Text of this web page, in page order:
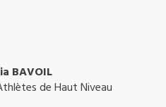
BAVOIL
de Haut Niveau